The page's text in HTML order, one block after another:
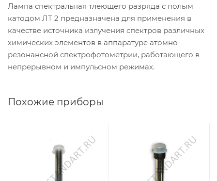
Лампа спектральная тлеющего разряда с полым
катодом ЛТ 2 предназначена для применения в
качестве источника излучения спектров различных
химических элементов в аппаратуре атомно-
резонансной спектрофотометрии, работающего в
непрерывном и импульсном режимах.
Похожие приборы